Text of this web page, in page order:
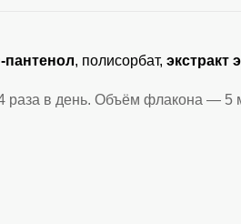
пантенол, полисорбат, экстракт
раза в день. Объём флакона —